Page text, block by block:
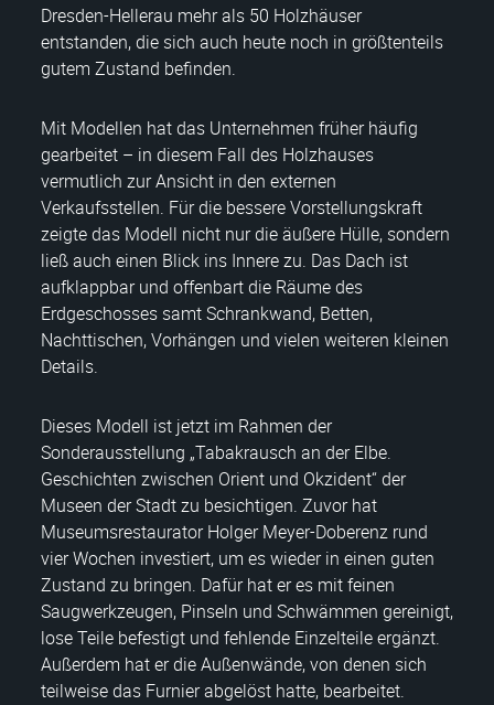
Dresden-Hellerau mehr als 50 Holzhäuser
entstanden, die sich auch heute noch in größtenteils
gutem Zustand befinden.
Mit Modellen hat das Unternehmen früher häufig
gearbeitet – in diesem Fall des Holzhauses
vermutlich zur Ansicht in den externen
Verkaufsstellen. Für die bessere Vorstellungskraft
zeigte das Modell nicht nur die äußere Hülle, sondern
ließ auch einen Blick ins Innere zu. Das Dach ist
aufklappbar und offenbart die Räume des
Erdgeschosses samt Schrankwand, Betten,
Nachttischen, Vorhängen und vielen weiteren kleinen
Details.
Dieses Modell ist jetzt im Rahmen der
Sonderausstellung „Tabakrausch an der Elbe.
Geschichten zwischen Orient und Okzident“ der
Museen der Stadt zu besichtigen. Zuvor hat
Museumsrestaurator Holger Meyer-Doberenz rund
vier Wochen investiert, um es wieder in einen guten
Zustand zu bringen. Dafür hat er es mit feinen
Saugwerkzeugen, Pinseln und Schwämmen gereinigt,
lose Teile befestigt und fehlende Einzelteile ergänzt.
Außerdem hat er die Außenwände, von denen sich
teilweise das Furnier abgelöst hatte, bearbeitet.